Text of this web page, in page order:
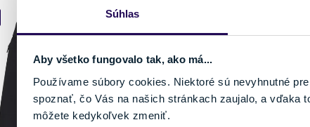
Súhlas
Aby všetko fungovalo tak, ako má...
Používame súbory cookies. Niektoré sú nevyhnutné
spoznať, čo Vás na našich stránkach zaujalo, a vďaka
môžete kedykoľvek zmeniť.